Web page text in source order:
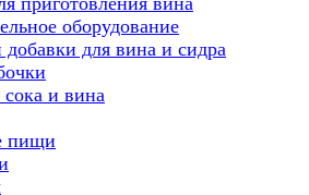
оборудование
для вина и сидра
и вина
пищи